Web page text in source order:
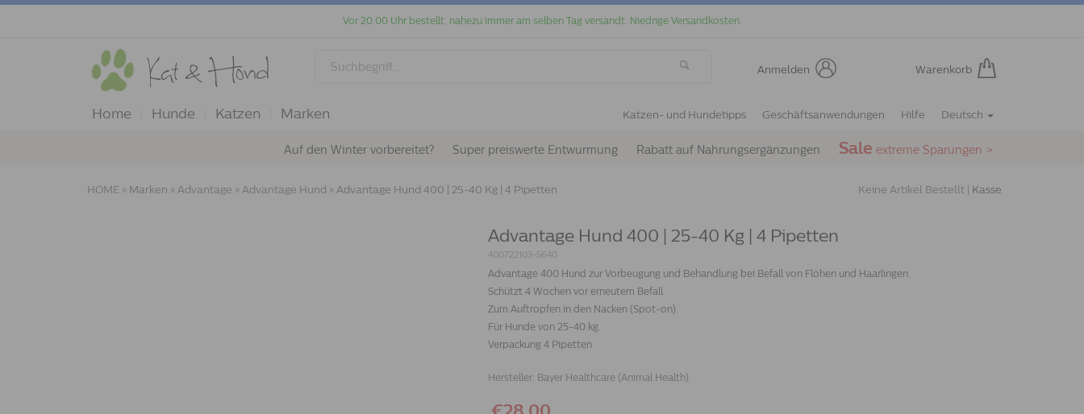
Vor 20.00 Uhr bestellt, nahezu immer am selben Tag versandt. Niedrige Versandkosten.
Anmelden Warenkorb
Home Hunde Katzen Marken Katzen- und Hundetipps Geschäftsanwendungen Hilfe Deutsch
Auf den Winter vorbereitet? Super preiswerte Entwurmung Rabatt auf Nahrungsergänzungen Sale extreme Sparungen >
HOME » Marken » Advantage » Advantage Hund » Advantage Hund 400 | 25-40 Kg | 4 Pipetten Keine Artikel Bestellt | Kasse
Advantage Hund 400 | 25-40 Kg | 4 Pipetten
400722103-5640
Advantage 400 Hund zur Vorbeugung und Behandlung bei Befall von Flöhen und Haarlingen.
Schützt 4 Wochen vor erneutem Befall.
Zum Auftropfen in den Nacken (Spot-on).
Für Hunde von 25-40 kg.
Verpackung 4 Pipetten
Hersteller: Bayer Healthcare (Animal Health)